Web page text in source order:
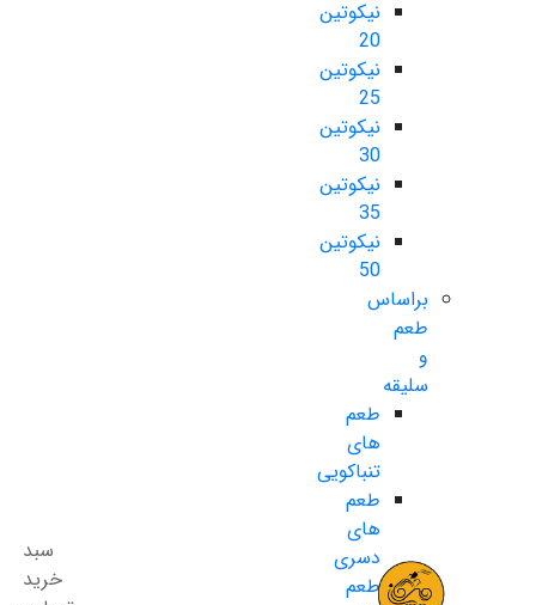
نیکوتین
20
نیکوتین
25
نیکوتین
30
نیکوتین
35
نیکوتین
50
براساس
طعم
و
سلیقه
طعم
های
تنباکویی
طعم
های
دسری
طعم
سبد
خرید